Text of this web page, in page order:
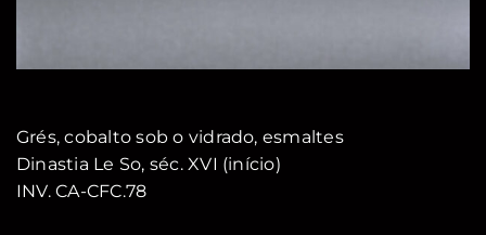
Grés, cobalto sob o vidrado, esmaltes
Dinastia Le So, séc. XVI (início)
INV. CA-CFC.78